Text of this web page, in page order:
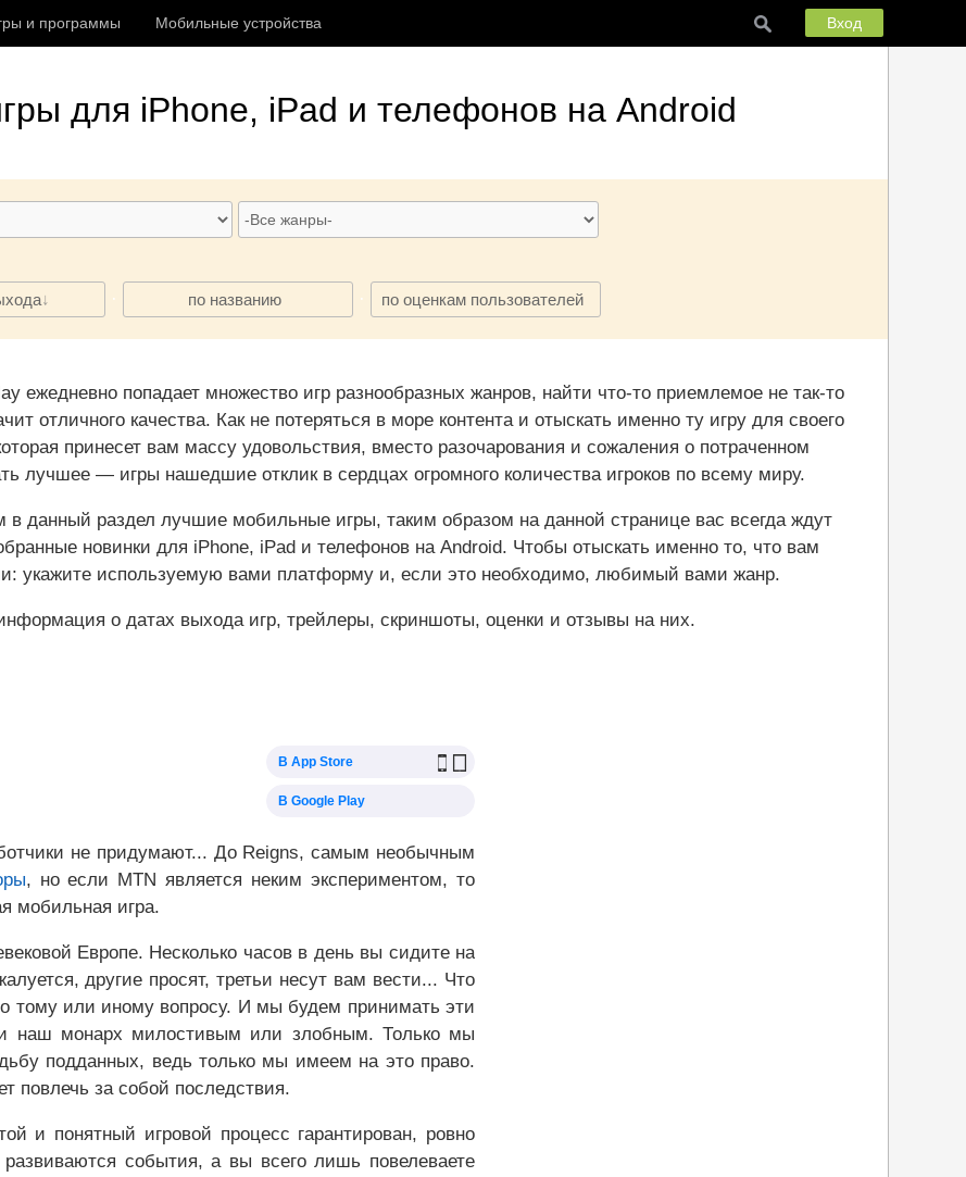
и программы Мобильные устройства Вход
для iPhone, iPad и телефонов на Android
· по названию · по оценкам пользователей
ежедневно попадает множество игр разнообразных жанров, найти что-то приемлемое не так-то
отличного качества. Как не потеряться в море контента и отыскать именно ту игру для своего
принесет вам массу удовольствия, вместо разочарования и сожаления о потраченном
лучшее — игры нашедшие отклик в сердцах огромного количества игроков по всему миру.
данный раздел лучшие мобильные игры, таким образом на данной странице вас всегда ждут
новинки для iPhone, iPad и телефонов на Android. Чтобы отыскать именно то, что вам
укажите используемую вами платформу и, если это необходимо, любимый вами жанр.
о датах выхода игр, трейлеры, скриншоты, оценки и отзывы на них.
В App Store
В Google Play
не придумают... До Reigns, самым необычным
, но если MTN является неким экспериментом, то
мобильная игра.
Европе. Несколько часов в день вы сидите на
другие просят, третьи несут вам вести... Что
тому или иному вопросу. И мы будем принимать эти
наш монарх милостивым или злобным. Только мы
подданных, ведь только мы имеем на это право.
повлечь за собой последствия.
и понятный игровой процесс гарантирован, ровно
события, а вы всего лишь повелеваете